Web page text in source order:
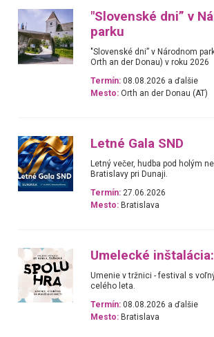
"Slovenské dni” v
parku
"Slovenské dni” v Národnom
Orth an der Donau) v roku 2026
Termín: 08.08.2026 a ďalšie
Mesto: Orth an der Donau (AT)
Letné Gala SND
Letný večer, hudba pod holým
Bratislavy pri Dunaji.
Termín: 27.06.2026
Mesto: Bratislava
Umelecké
Umenie v tržnici - festival s
celého leta.
Termín: 08.08.2026 a ďalšie
Mesto: Bratislava